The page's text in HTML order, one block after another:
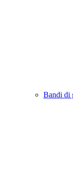
Bandi di